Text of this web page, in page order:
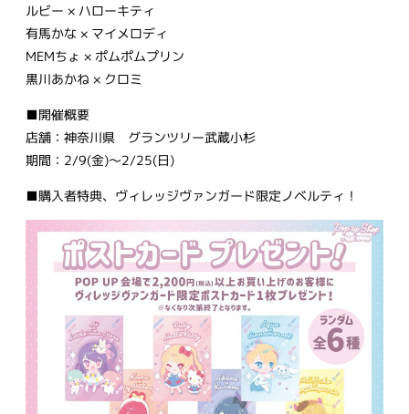
ルビー × ハローキティ
有馬かな × マイメロディ
MEMちょ × ポムポムプリン
黒川あかね × クロミ
■開催概要
店舗：神奈川県 グランツリー武蔵小杉
期間：2/9(金)～2/25(日)
■購入者特典、ヴィレッジヴァンガード限定ノベルティ！